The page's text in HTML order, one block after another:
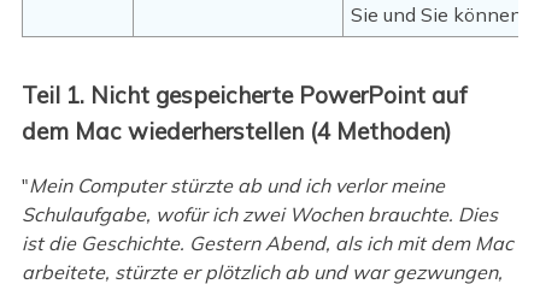
Sie und Sie können
Teil 1. Nicht gespeicherte PowerPoint auf
dem Mac wiederherstellen (4 Methoden)
"Mein Computer stürzte ab und ich verlor meine
Schulaufgabe, wofür ich zwei Wochen brauchte. Dies
ist die Geschichte. Gestern Abend, als ich mit dem Mac
arbeitete, stürzte er plötzlich ab und war gezwungen,